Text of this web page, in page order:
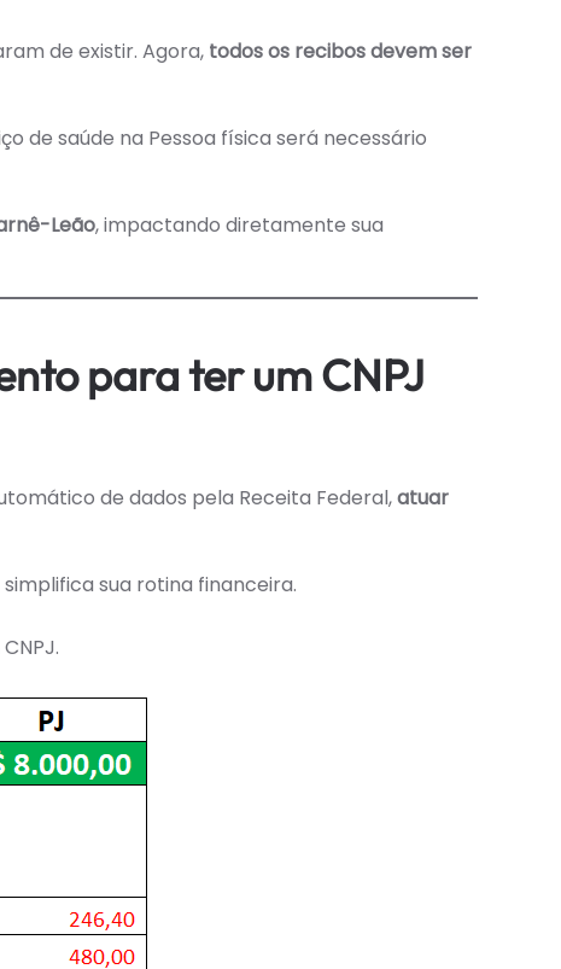
O
DE
IMPACTA
SAÚDE
de existir. Agora, todos os recibos devem ser
de saúde na Pessoa física será necessário
Leão, impactando diretamente sua
para ter um CNPJ
de dados pela Receita Federal,atuar
sua rotina financeira.